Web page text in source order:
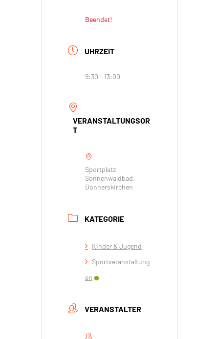
Beendet!
UHRZEIT
9:30 - 13:00
VERANSTALTUNGSOR
T
Sportplatz
Sonnenwaldbad,
Donnerskirchen
KATEGORIE
Kinder & Jugend
Sportveranstaltung
en
VERANSTALTER